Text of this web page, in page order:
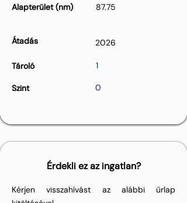
Alapterület (nm) 87.75
Átadás 2026
Tároló 1
Szint 0
Érdekli ez az ingatlan?
Kérjen visszahívást az alábbi űrlap